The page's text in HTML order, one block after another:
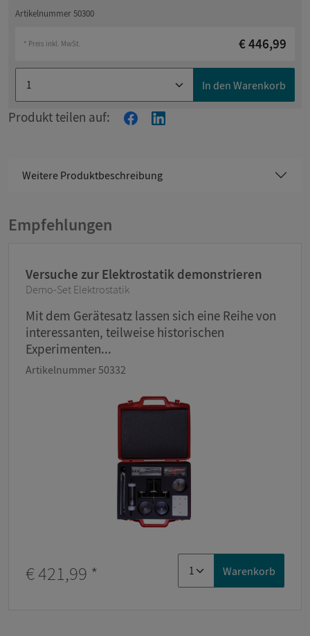
Artikelnummer 50300
* Preis inkl. MwSt. € 446,99
In den Warenkorb
Produkt teilen auf:
Weitere Produktbeschreibung
Empfehlungen
Versuche zur Elektrostatik demonstrieren
Demo-Set Elektrostatik
Mit dem Gerätesatz lassen sich eine Reihe von
interessanten, teilweise historischen
Experimenten...
Artikelnummer 50332
€ 421,99 * Warenkorb